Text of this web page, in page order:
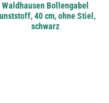
Waldhausen Bollengabel
40 cm, ohne Stiel,
schwarz